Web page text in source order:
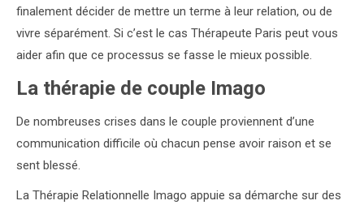
finalement décider de mettre un terme à leur relation, ou de
vivre séparément. Si c’est le cas Thérapeute Paris peut vous
aider afin que ce processus se fasse le mieux possible.
La thérapie de couple Imago
De nombreuses crises dans le couple proviennent d’une
communication difficile où chacun pense avoir raison et se
sent blessé.
La Thérapie Relationnelle Imago appuie sa démarche sur des